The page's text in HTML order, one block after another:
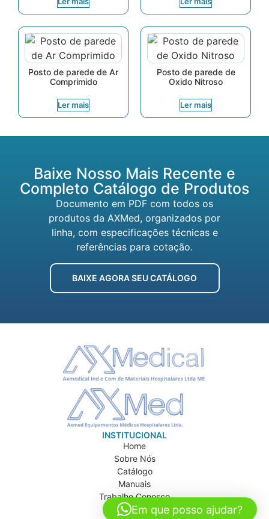
Posto de parede de Ar
Comprimido
Ler mais
Posto de parede de
Oxido Nitroso
Ler mais
Baixe Nosso Mais Recente e
Completo Catálogo de Produtos
Documento em PDF com todos os
produtos da AXMed, organizados por
linha, com especificações técnicas e
referências para cotação.
BAIXE AGORA SEU CATÁLOGO
INSTITUCIONAL
Home
Sobre Nós
Catálogo
Manuais
Trabalhe Conosco
ContatoEm que posso ajudar?